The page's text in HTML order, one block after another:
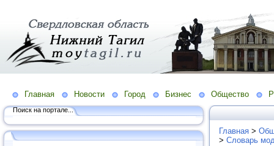
Главная Новости Город Бизнес Общество
Поиск на портале...
Главная >
> Словарь